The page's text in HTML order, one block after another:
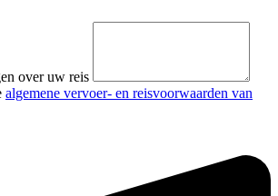
over uw reis
algemene vervoer- en reisvoorwaarden van